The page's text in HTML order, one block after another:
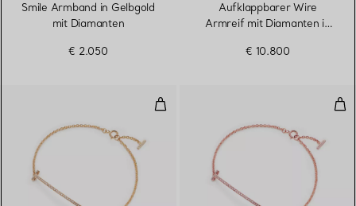
Smile Armband in Gelbgold
mit Diamanten
€ 2.050
Aufklappbarer Wire
Armreif mit Diamanten in
€ 10.800
Smile Armband in Gelbgold mit